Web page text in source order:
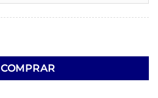
COMPRAR